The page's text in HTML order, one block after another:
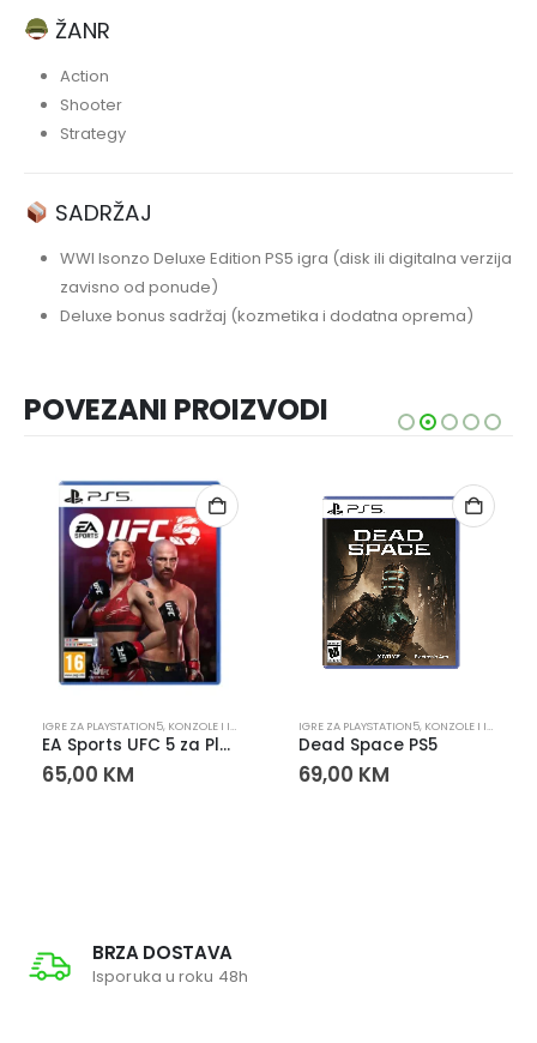
ŽANR
Action
Shooter
Strategy
SADRŽAJ
WWI Isonzo Deluxe Edition PS5 igra (disk ili digitalna verzija
zavisno od ponude)
Deluxe bonus sadržaj (kozmetika i dodatna oprema)
POVEZANI PROIZVODI
PLAYSTATIONIGRE ZA PLAYSTATION5, KONZOLE I IGRE PLAYSTATION
EA Sports UFC 5 za PlayStation 5 (PS5)
65,00 KM
IGRE ZA PLAYSTATION5, KONZOLE I IGRE
Dead Space PS5
69,00 KM
BRZA DOSTAVA
Isporuka u roku 48h